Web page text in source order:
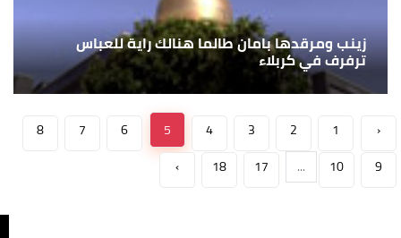
زينب ومرقدها بامان طالما هنالك راية للعباس
ترفرف في كربلاء
‹
1
2
3
4
5
6
7
8
9
10
...
17
18
›